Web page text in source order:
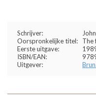
Schrijver:
Oorspronkelijke titel:
The
Eerste uitgave:
ISBN/EAN:
Uitgever: